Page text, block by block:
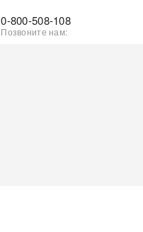
0-800-508-108
Позвоните нам: